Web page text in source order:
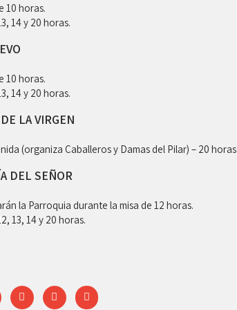
10 horas.
14 y 20 horas.
10 horas.
14 y 20 horas.
LA VIRGEN
(organiza Caballeros y Damas del Pilar) – 20 horas
DEL SEÑOR
la Parroquia durante la misa de 12 horas.
13, 14 y 20 horas.